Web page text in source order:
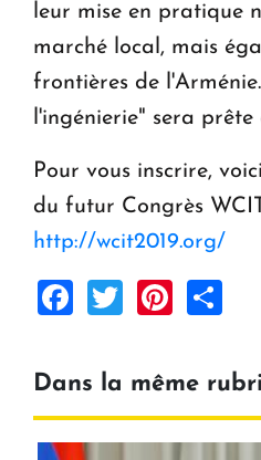
leur mise en pratique
marché local, mais
frontières de
l'ingénierie" sera
Pour vous inscrire,
du futur Congrès
http://wcit2019.org/
Facebook
Twitter
Dans la même